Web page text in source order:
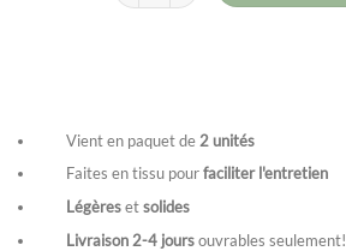
Vient en paquet de 2 unités
Faites en tissu pourfaciliter l'entretien
Légèresetsolides
Livraison 2-4 joursouvrables seulement!